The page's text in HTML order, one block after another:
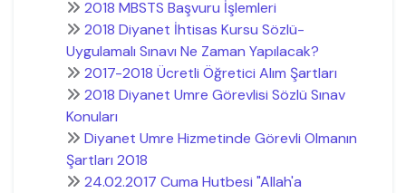
2018 MBSTS Başvuru İşlemleri
2018 Diyanet İhtisas Kursu Sözlü-
Uygulamalı Sınavı Ne Zaman Yapılacak?
2017-2018 Ücretli Öğretici Alım Şartları
2018 Diyanet Umre Görevlisi Sözlü Sınav
Konuları
Diyanet Umre Hizmetinde Görevli Olmanın
Şartları 2018
24.02.2017 Cuma Hutbesi "Allah'a